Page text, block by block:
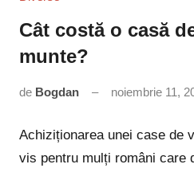
Cât costă o casă
munte?
de Bogdan noiembrie 11,
Achiziționarea unei case de
vis pentru mulți români care